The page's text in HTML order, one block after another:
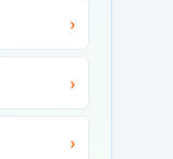
›
›
›